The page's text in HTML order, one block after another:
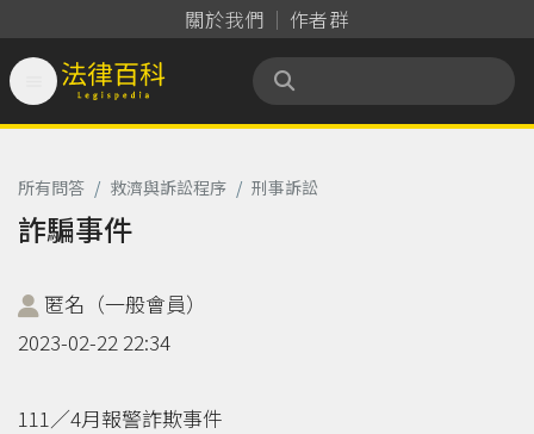
關於我們 作者群
法律百科 Legispedia
所有問答 / 救濟與訴訟程序 / 刑事訴訟
詐騙事件
匿名（一般會員）
2023-02-22 22:34
111／4月報警詐欺事件